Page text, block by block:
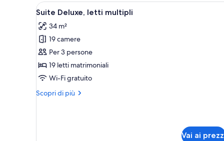
letto
Apri
tutte
le
foto
per
Suite
Deluxe,
multipli
Suite Deluxe, letti multipli |
5
Suite Deluxe, letti multipli
34 m²
19 camere
Per 3 persone
19 letti matrimoniali
Wi-Fi gratuito
Scopri di più
Altri
Vai ai